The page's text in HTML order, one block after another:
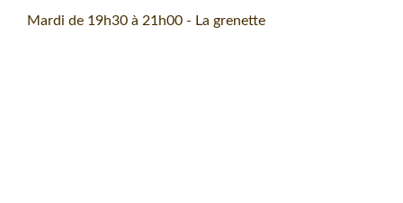
Mardi de 19h30 à 21h00 - La grenette